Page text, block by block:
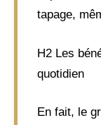
tapage,
H2 Les
quotidien
En fait, le